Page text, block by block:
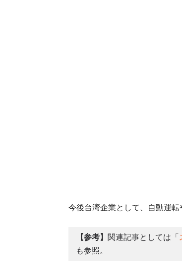
今後台湾企業として、自動運転
【参考】 関連記事としては「
も参照。